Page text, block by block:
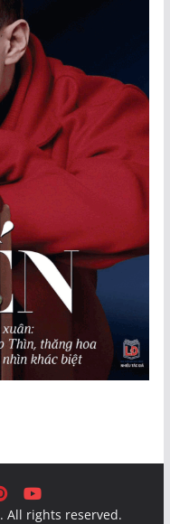
. All rights reserved.